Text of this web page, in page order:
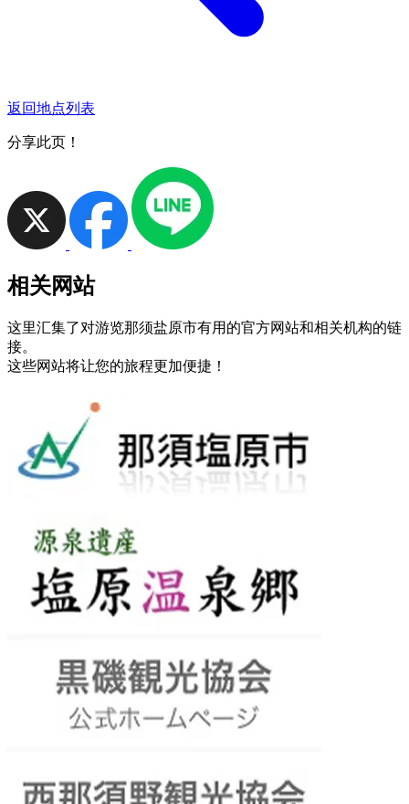
返回地点列表
分享此页！
相关网站
这里汇集了对游览那须盐原市有用的官方网站和相关机构的链
接。
这些网站将让您的旅程更加便捷！